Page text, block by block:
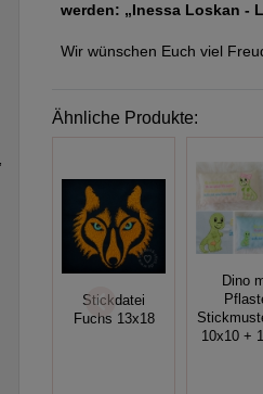
werden: „Inessa Loskan -
Wir wünschen Euch viel
Ähnliche Produkte:
Stickdatei
Fuchs 13x18
Dino
10x10 +